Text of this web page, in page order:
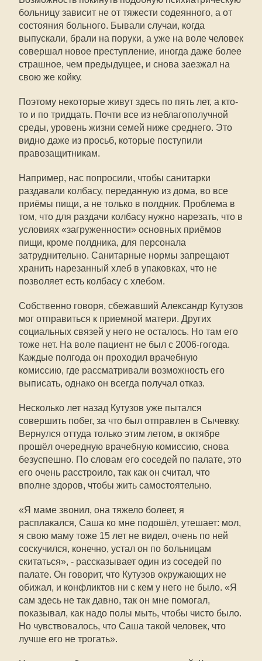
больницу зависит не от тяжести содеянного, а от
состояния больного. Бывали случаи, когда
выпускали, брали на поруки, а уже на воле человек
совершал новое преступление, иногда даже более
страшное, чем предыдущее, и снова заезжал на
свою же койку.
Поэтому некоторые живут здесь по пять лет, а кто-
то и по тридцать. Почти все из неблагополучной
среды, уровень жизни семей ниже среднего. Это
видно даже из просьб, которые поступили
правозащитникам.
Например, нас попросили, чтобы санитарки
раздавали колбасу, переданную из дома, во все
приёмы пищи, а не только в полдник. Проблема в
том, что для раздачи колбасу нужно нарезать, что в
условиях «загруженности» основных приёмов
пищи, кроме полдника, для персонала
затруднительно. Санитарные нормы запрещают
хранить нарезанный хлеб в упаковках, что не
позволяет есть колбасу с хлебом.
Собственно говоря, сбежавший Александр Кутузов
мог отправиться к приемной матери. Других
социальных связей у него не осталось. Но там его
тоже нет. На воле пациент не был с 2006-гогода.
Каждые полгода он проходил врачебную
комиссию, где рассматривали возможность его
выписать, однако он всегда получал отказ.
Несколько лет назад Кутузов уже пытался
совершить побег, за что был отправлен в Сычевку.
Вернулся оттуда только этим летом, в октябре
прошёл очередную врачебную комиссию, снова
безуспешно. По словам его соседей по палате, это
его очень расстроило, так как он считал, что
вполне здоров, чтобы жить самостоятельно.
«Я маме звонил, она тяжело болеет, я
расплакался, Саша ко мне подошёл, утешает: мол,
я свою маму тоже 15 лет не видел, очень по ней
соскучился, конечно, устал он по больницам
скитаться», - рассказывает один из соседей по
палате. Он говорит, что Кутузов окружающих не
обижал, и конфликтов ни с кем у него не было. «Я
сам здесь не так давно, так он мне помогал,
показывал, как надо полы мыть, чтобы чисто было.
Но чувствовалось, что Саша такой человек, что
лучше его не трогать».